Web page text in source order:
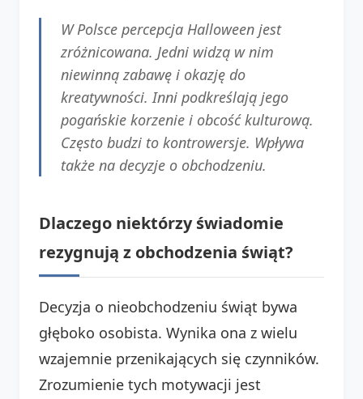
W Polsce percepcja Halloween jest
zróżnicowana. Jedni widzą w nim
niewinną zabawę i okazję do
kreatywności. Inni podkreślają jego
pogańskie korzenie i obcość kulturową.
Często budzi to kontrowersje. Wpływa
także na decyzje o obchodzeniu.
Dlaczego niektórzy świadomie
rezygnują z obchodzenia świąt?
Decyzja o nieobchodzeniu świąt bywa
głęboko osobista. Wynika ona z wielu
wzajemnie przenikających się czynników.
Zrozumienie tych motywacji jest